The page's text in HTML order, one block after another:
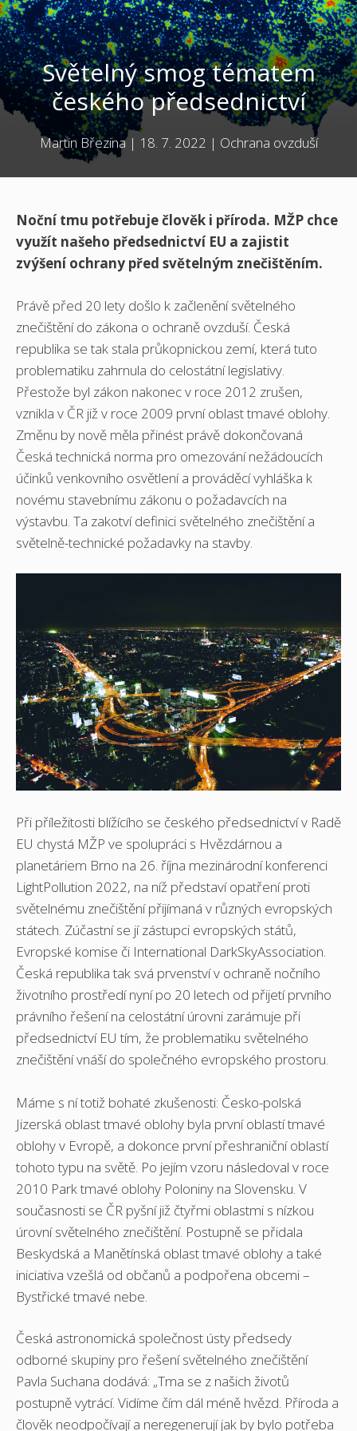
Světelný smog tématem
českého předsednictví
Martin Březina| 18. 7. 2022 | Ochrana ovzduší
Noční tmu potřebuje člověk i příroda. MŽP chce
využít našeho předsednictví EU a zajistit
zvýšení ochrany před světelným znečištěním.
Právě před 20 lety došlo k začlenění světelného
znečištění do zákona o ochraně ovzduší. Česká
republika se tak stala průkopnickou zemí, která tuto
problematiku zahrnula do celostátní legislativy.
Přestože byl zákon nakonec v roce 2012 zrušen,
vznikla v ČR již v roce 2009 první oblast tmavé oblohy.
Změnu by nově měla přinést právě dokončovaná
Česká technická norma pro omezování nežádoucích
účinků venkovního osvětlení a prováděcí vyhláška k
novému stavebnímu zákonu o požadavcích na
výstavbu. Ta zakotví definici světelného znečištění a
světelně-technické požadavky na stavby.
Při příležitosti blížícího se českého předsednictví v Radě
EU chystá MŽP ve spolupráci s Hvězdárnou a
planetáriem Brno na 26. října mezinárodní konferenci
LightPollution 2022, na níž představí opatření proti
světelnému znečištění přijímaná v různých evropských
státech. Zúčastní se jí zástupci evropských států,
Evropské komise či International DarkSkyAssociation.
Česká republika tak svá prvenství v ochraně nočního
životního prostředí nyní po 20 letech od přijetí prvního
právního řešení na celostátní úrovni zarámuje při
předsednictví EU tím, že problematiku světelného
znečištění vnáší do společného evropského prostoru.
Máme s ní totiž bohaté zkušenosti: Česko-polská
Jizerská oblast tmavé oblohy byla první oblastí tmavé
oblohy v Evropě, a dokonce první přeshraniční oblastí
tohoto typu na světě. Po jejím vzoru následoval v roce
2010 Park tmavé oblohy Poloniny na Slovensku. V
současnosti se ČR pyšní již čtyřmi oblastmi s nízkou
úrovní světelného znečištění. Postupně se přidala
Beskydská a Manětínská oblast tmavé oblohy a také
iniciativa vzešlá od občanů a podpořena obcemi –
Bystřické tmavé nebe.
Česká astronomická společnost ústy předsedy
odborné skupiny pro řešení světelného znečištění
Pavla Suchana dodává: „Tma se z našich životů
postupně vytrácí. Vidíme čím dál méně hvězd. Příroda a
člověk neodpočívají a neregenerují jak by bylo potřeba